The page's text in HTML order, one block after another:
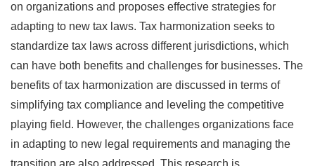
on organizations and proposes effective strategies for
adapting to new tax laws. Tax harmonization seeks to
standardize tax laws across different jurisdictions, which
can have both benefits and challenges for businesses. The
benefits of tax harmonization are discussed in terms of
simplifying tax compliance and leveling the competitive
playing field. However, the challenges organizations face
in adapting to new legal requirements and managing the